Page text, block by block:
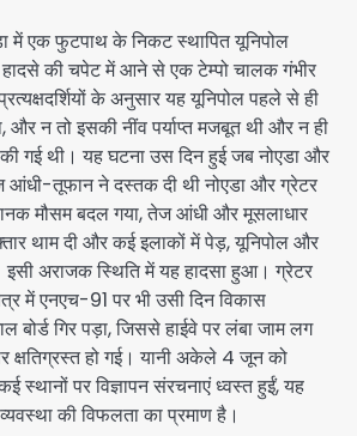
में एक फुटपाथ के निकट स्थापित यूनिपोल
की चपेट में आने से एक टेम्पो चालक गंभीर
के अनुसार यह यूनिपोल पहले से ही
न तो इसकी नींव पर्याप्त मजबूत थी और न ही
गई थी। यह घटना उस दिन हुई जब नोएडा और
तूफान ने दस्तक दी थी नोएडा और ग्रेटर
मौसम बदल गया, तेज आंधी और मूसलाधार
थाम दी और कई इलाकों में पेड़, यूनिपोल और
अराजक स्थिति में यह हादसा हुआ। ग्रेटर
में एनएच-91 पर भी उसी दिन विकास
बोर्ड गिर पड़ा, जिससे हाईवे पर लंबा जाम लग
क्षतिग्रस्त हो गई। यानी अकेले 4 जून को
स्थानों पर विज्ञापन संरचनाएं ध्वस्त हुईं, यह
की विफलता का प्रमाण है।